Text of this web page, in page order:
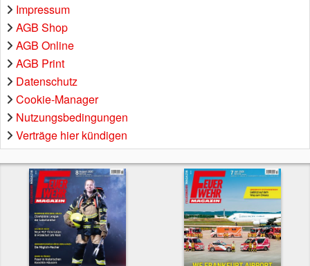
Impressum
AGB Shop
AGB Online
AGB Print
Datenschutz
Cookie-Manager
Nutzungsbedingungen
Verträge hier kündigen